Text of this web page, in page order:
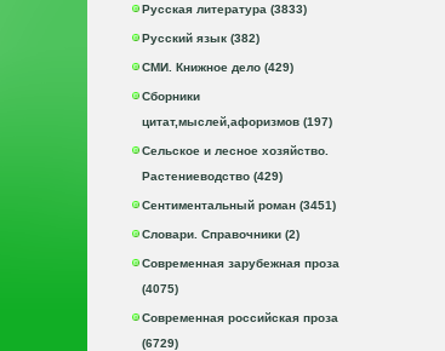
Русская литература (3833)
Русский язык (382)
СМИ. Книжное дело (429)
Сборники
цитат,мыслей,афоризмов (197)
Сельское и лесное хозяйство.
Растениеводство (429)
Сентиментальный роман (3451)
Словари. Справочники (2)
Современная зарубежная проза
(4075)
Современная российская проза
(6729)